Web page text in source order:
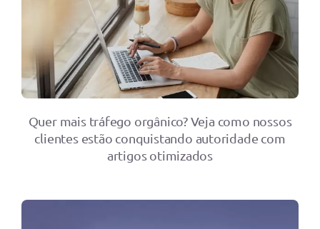
Quer mais tráfego orgânico? Veja como nossos
clientes estão conquistando autoridade com
artigos otimizados